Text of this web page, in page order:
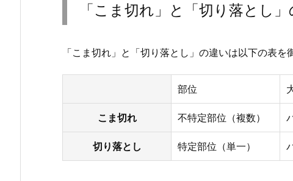
「こま切れ」と「切り落とし
「こま切れ」と「切り落とし」の違いは以下の表を
部位
こま切れ 不特定部位（複数）
切り落とし 特定部位（単一）